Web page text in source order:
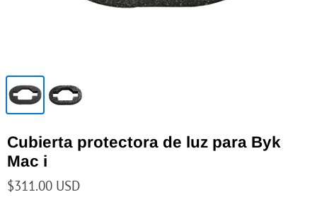
Cubierta protectora de luz para Byk
Mac i
$311.00 USD